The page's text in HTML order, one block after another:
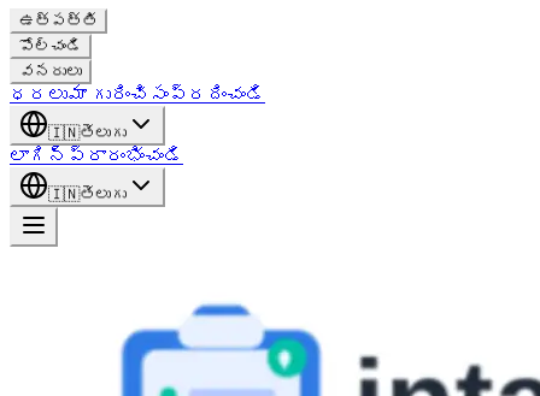
ఉత్పత్తి
పోల్చండి
వనరులు
ధరలుమా గురించి సంప్రదించండి
🇮🇳తెలుగు
లాగిన్ ప్రారంభించండి
🇮🇳తెలుగు